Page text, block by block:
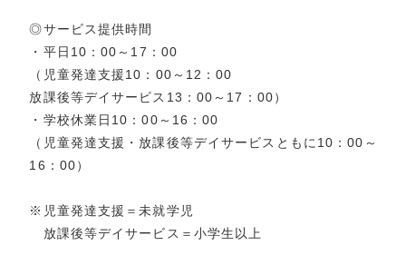
◎サービス提供時間
・平日10：00～17：00
（児童発達支援10：00～12：00
放課後等デイサービス13：00～17：00）
・学校休業日10：00～16：00
（児童発達支援・放課後等デイサービスともに10：00～
16：00）
※児童発達支援＝未就学児
放課後等デイサービス＝小学生以上